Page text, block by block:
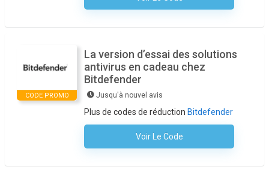
CODE PROMO
La version d’essai des solutions
antivirus en cadeau chez
Bitdefender
Jusqu'à nouvel avis
Plus de codes de réduction Bitdefender
Voir Le Code
Aucun Code N'est Nécessaire